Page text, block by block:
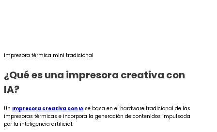
impresora térmica mini tradicional
¿Qué es una impresora creativa con
IA?
Un Impresora creativa con IA se basa en el hardware tradicional de las
impresoras térmicas e incorpora la generación de contenidos impulsada
por la inteligencia artificial.